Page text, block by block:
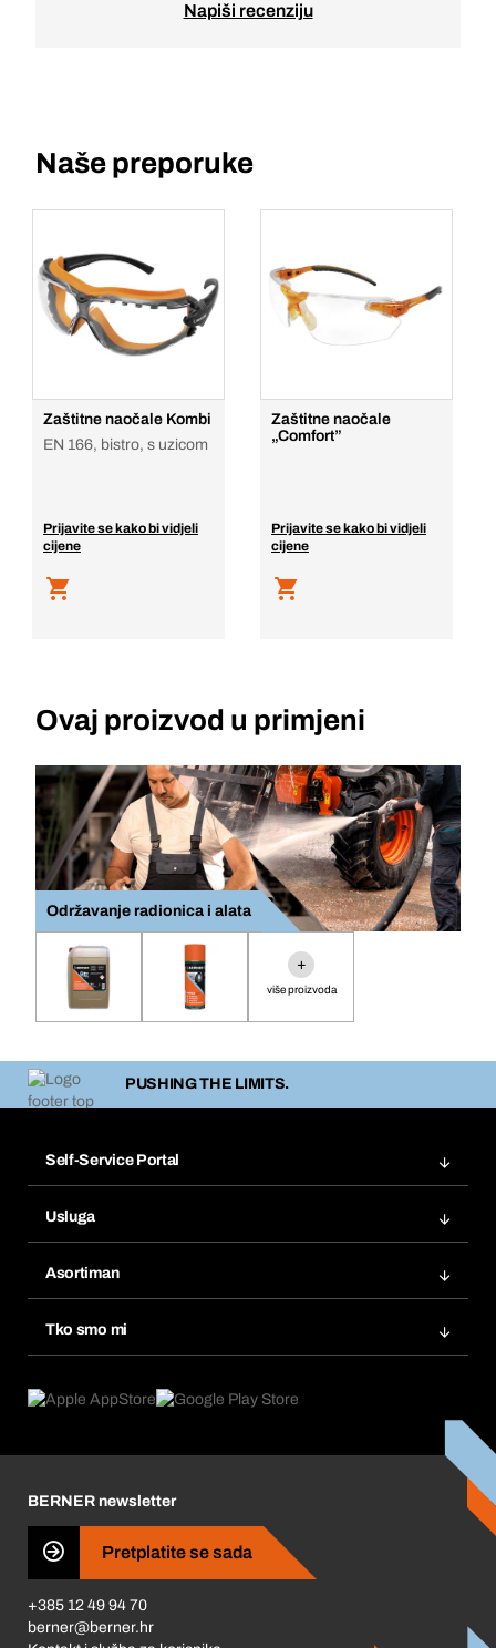
Napiši recenziju
Naše preporuke
Zaštitne naočale Kombi
EN 166, bistro, s uzicom
Prijavite se kako bi vidjeli
cijene
Zaštitne naočale
„Comfort”
Prijavite se kako bi vidjeli
cijene
Ovaj proizvod u primjeni
Održavanje radionica i alata
+
više proizvoda
PUSHING THE LIMITS.
Self-Service Portal
Popisi želja
Ponovno naručivanje
Pretplate
Usluga
Tražitelji proizvoda
Asortiman
Tko smo mi
Što nas pokreće
Business Conduct
BERNER newsletter
Pretplatite se sada
+385 12 49 94 70
berner@berner.hr